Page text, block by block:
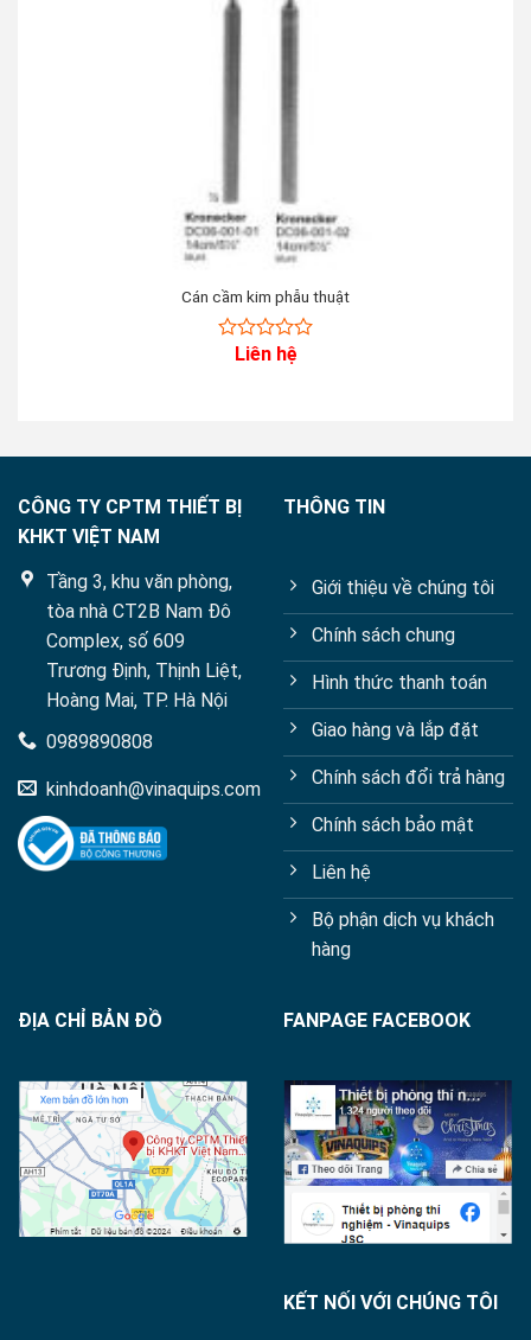
Cán cầm kim phẫu thuật
Liên hệ
CÔNG TY CPTM THIẾT BỊ
KHKT VIỆT NAM
Tầng 3, khu văn phòng,
tòa nhà CT2B Nam Đô
Complex, số 609
Trương Định, Thịnh Liệt,
Hoàng Mai, TP. Hà Nội
0989890808
kinhdoanh@vinaquips.com
THÔNG TIN
Giới thiệu về chúng tôi
Chính sách chung
Hình thức thanh toán
Giao hàng và lắp đặt
Chính sách đổi trả hàng
Chính sách bảo mật
Liên hệ
Bộ phận dịch vụ khách
hàng
ĐỊA CHỈ BẢN ĐỒ FANPAGE FACEBOOK
KẾT NỐI VỚI CHÚNG TÔI